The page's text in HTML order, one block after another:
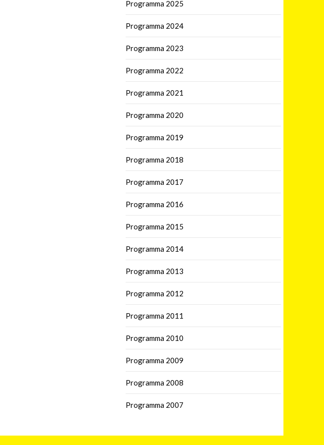
Programma 2025
Programma 2024
Programma 2023
Programma 2022
Programma 2021
Programma 2020
Programma 2019
Programma 2018
Programma 2017
Programma 2016
Programma 2015
Programma 2014
Programma 2013
Programma 2012
Programma 2011
Programma 2010
Programma 2009
Programma 2008
Programma 2007